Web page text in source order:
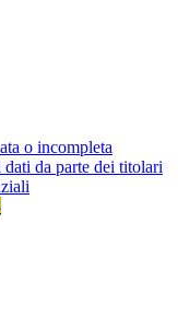
o incompleta
da parte dei titolari